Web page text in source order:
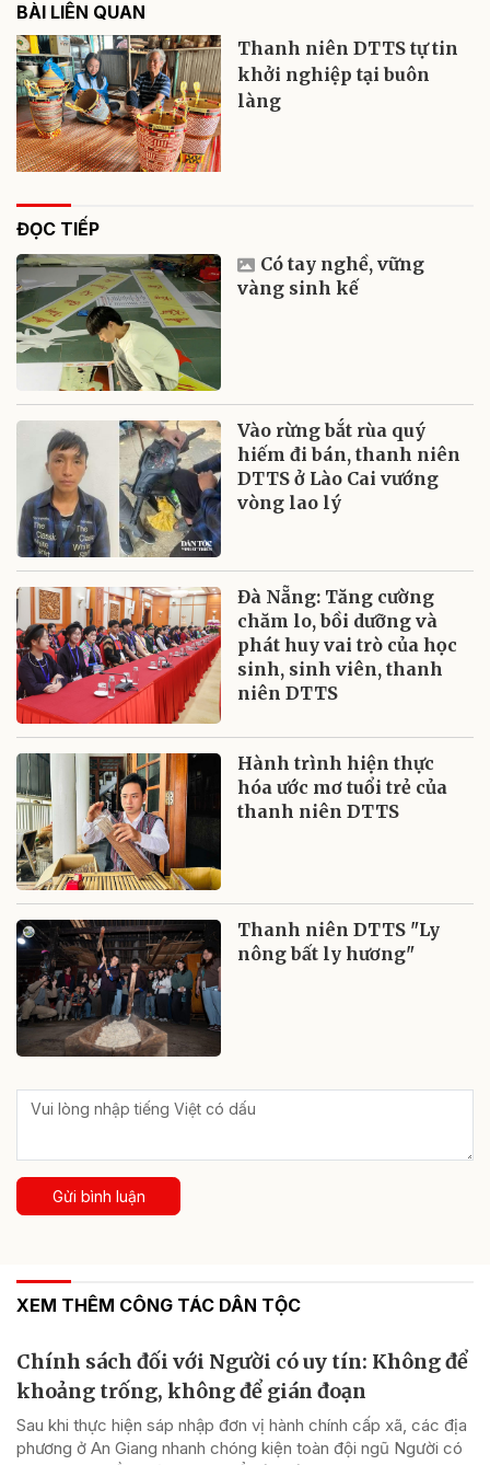
BÀI LIÊN QUAN
Thanh niên DTTS tự tin
khởi nghiệp tại buôn
làng
ĐỌC TIẾP
Có tay nghề, vững
vàng sinh kế
Vào rừng bắt rùa quý
hiếm đi bán, thanh niên
DTTS ở Lào Cai vướng
vòng lao lý
Đà Nẵng: Tăng cường
chăm lo, bồi dưỡng và
phát huy vai trò của học
sinh, sinh viên, thanh
niên DTTS
Hành trình hiện thực
hóa ước mơ tuổi trẻ của
thanh niên DTTS
Thanh niên DTTS "Ly
nông bất ly hương"
Gửi bình luận
XEM THÊM CÔNG TÁC DÂN TỘC
Chính sách đối với Người có uy tín: Không để
khoảng trống, không để gián đoạn
Sau khi thực hiện sáp nhập đơn vị hành chính cấp xã, các địa
phương ở An Giang nhanh chóng kiện toàn đội ngũ Người có